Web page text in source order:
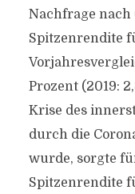
Nachfrage nach
Spitzenrendite
Prozent (2019:
Krise des
durch die
wurde, sorgte
Spitzenrendite